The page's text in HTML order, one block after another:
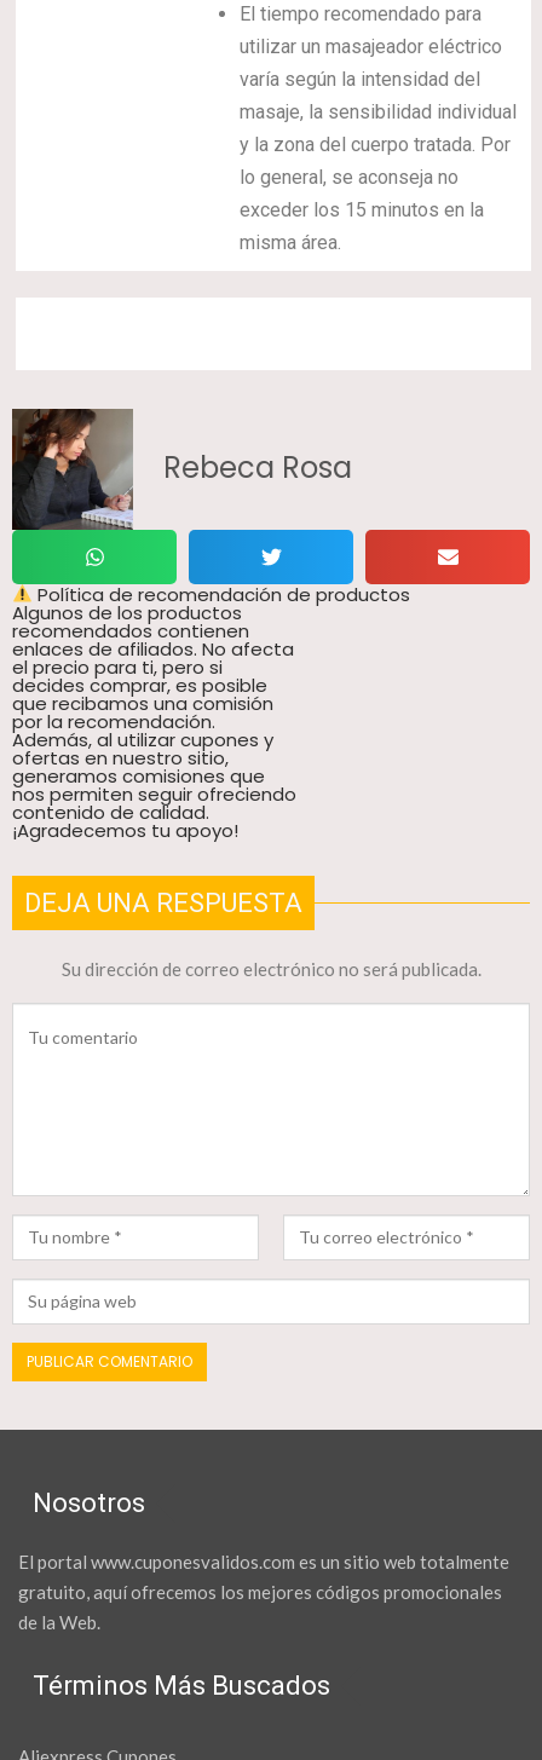
El tiempo recomendado para
utilizar un masajeador eléctrico
varía según la intensidad del
masaje, la sensibilidad individual
y la zona del cuerpo tratada. Por
lo general, se aconseja no
exceder los 15 minutos en la
misma área.
Rebeca Rosa
Política de recomendación de productos
Algunos de los productos
recomendados contienen
enlaces de afiliados. No afecta
el precio para ti, pero si
decides comprar, es posible
que recibamos una comisión
por la recomendación.
Además, al utilizar cupones y
ofertas en nuestro sitio,
generamos comisiones que
nos permiten seguir ofreciendo
contenido de calidad.
¡Agradecemos tu apoyo!
DEJA UNA RESPUESTA
Su dirección de correo electrónico no será publicada.
Nosotros
El portal www.cuponesvalidos.com es un sitio web totalmente
gratuito, aquí ofrecemos los mejores códigos promocionales
de la Web.
Términos Más Buscados